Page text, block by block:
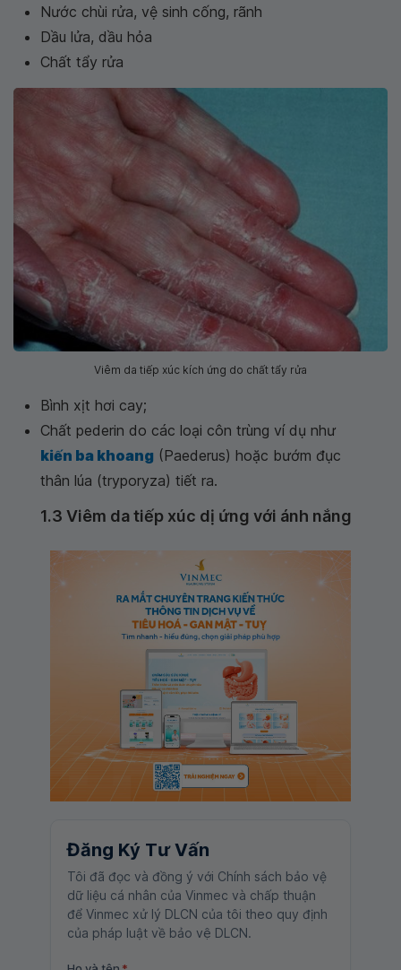
Nước chùi rửa, vệ sinh cống, rãnh
Dầu lửa, dầu hỏa
Chất tẩy rửa
Viêm da tiếp xúc kích ứng do chất tẩy rửa
Bình xịt hơi cay;
Chất pederin do các loại côn trùng ví dụ như
kiến ba khoang (Paederus) hoặc bướm đục
thân lúa (tryporyza) tiết ra.
1.3 Viêm da tiếp xúc dị ứng với ánh nắng
Đăng Ký Tư Vấn
Tôi đã đọc và đồng ý với Chính sách bảo vệ
dữ liệu cá nhân của Vinmec và chấp thuận
để Vinmec xử lý DLCN của tôi theo quy định
của pháp luật về bảo vệ DLCN.